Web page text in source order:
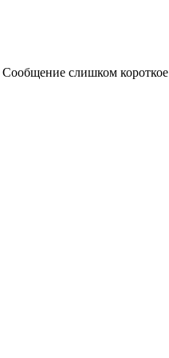
Сообщение слишком короткое